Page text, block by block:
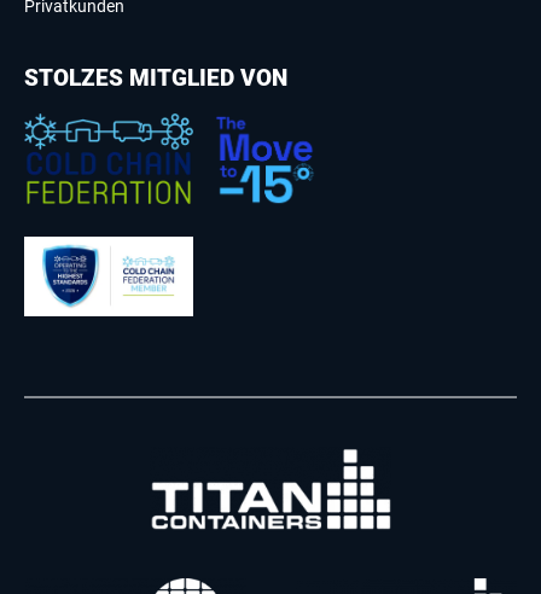
Privatkunden
STOLZES MITGLIED VON